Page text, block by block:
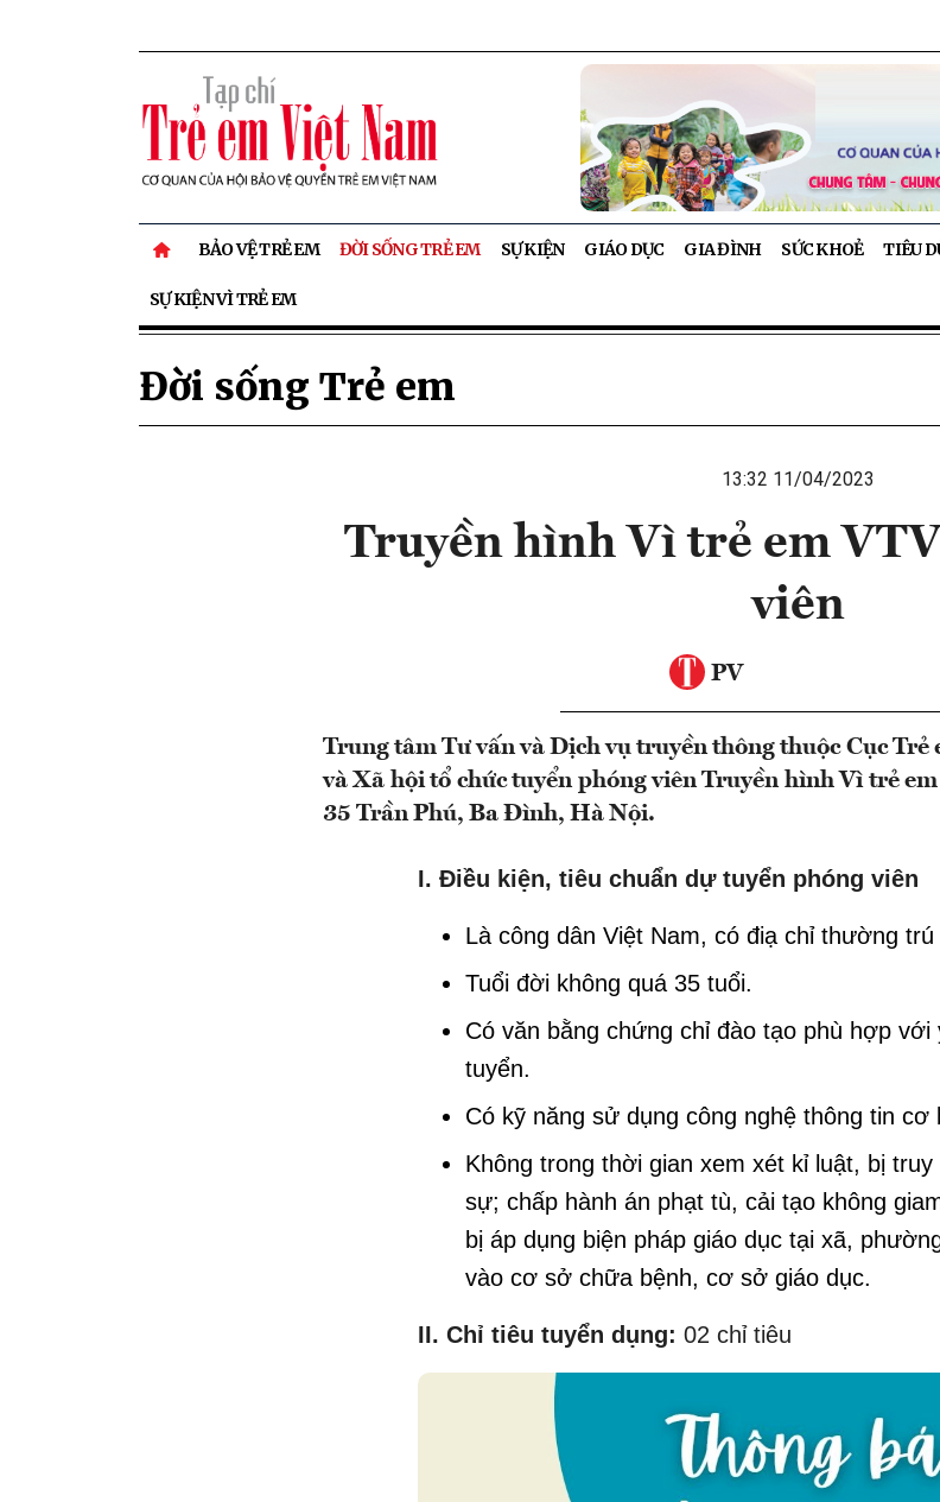
BẢO VỆ TRẺ EM ĐỜI SỐNG TRẺ EM SỰ KIỆN GIÁO DỤC GIA ĐÌNH SỨC KHOẺ TIÊU
SỰ KIỆN VÌ TRẺ EM
Đời sống Trẻ em
13:32 11/04/2023
Truyền hình Vì trẻ em
viên
PV
Trung tâm Tư vấn và Dịch vụ truyền thông thuộc Cục
và Xã hội tổ chức tuyển phóng viên Truyền hình Vì trẻ
35 Trần Phú, Ba Đình, Hà Nội.
I. Điều kiện, tiêu chuẩn dự tuyển phóng viên
Là công dân Việt Nam, có điạ chỉ thường trú
Tuổi đời không quá 35 tuổi.
Có văn bằng chứng chỉ đào tạo phù hợp
tuyển.
Có kỹ năng sử dụng công nghệ thông tin cơ
Không trong thời gian xem xét kỉ luật, bị
sự; chấp hành án phạt tù, cải tạo không
bị áp dụng biện pháp giáo dục tại xã,
vào cơ sở chữa bệnh, cơ sở giáo dục.
II. Chỉ tiêu tuyển dụng: 02 chỉ tiêu